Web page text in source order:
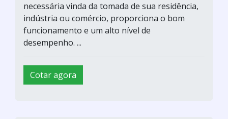
necessária vinda da tomada de sua residência,
indústria ou comércio, proporciona o bom
funcionamento e um alto nível de
desempenho. ...
Cotar agora